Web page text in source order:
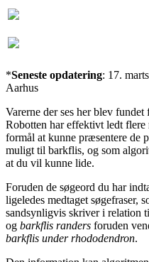
*Seneste opdatering: 17.
Aarhus
Varerne der ses her blev
Robotten har effektivt ledt
formål at kunne præsentere de
muligt til barkflis, og som
at du vil kunne lide.
Foruden de søgeord du har
ligeledes medtaget søgefraser,
sandsynligvis skriver i relation
og barkflis randers foruden
barkflis under rhododendron.